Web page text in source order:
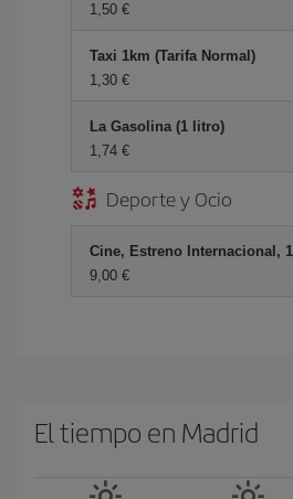
1,50 €
Taxi 1km (Tarifa Normal)
1,30 €
La Gasolina (1 litro)
1,74 €
Deporte y Ocio
Cine, Estreno Internacional,
9,00 €
El tiempo en Madrid